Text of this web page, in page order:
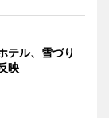
テル、雪づり
映